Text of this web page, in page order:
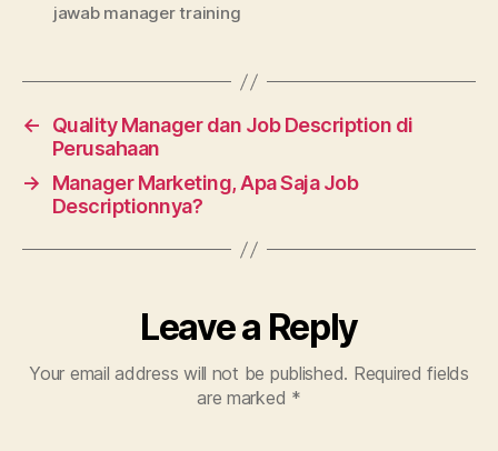
jawab manager training
←
Quality Manager dan Job Description di
Perusahaan
→
Manager Marketing, Apa Saja Job
Descriptionnya?
Leave a Reply
Your email address will not be published. Required fields
are marked *